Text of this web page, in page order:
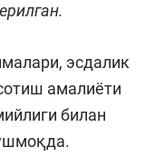
эсдалик
амалиёти
билан